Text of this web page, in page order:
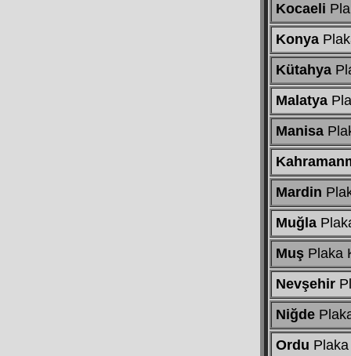
Kocaeli
Konya
Kütahya
Malatya
Manisa
Mardin
Muğla
Muş Plaka
Nevşehir
Niğde
Ordu